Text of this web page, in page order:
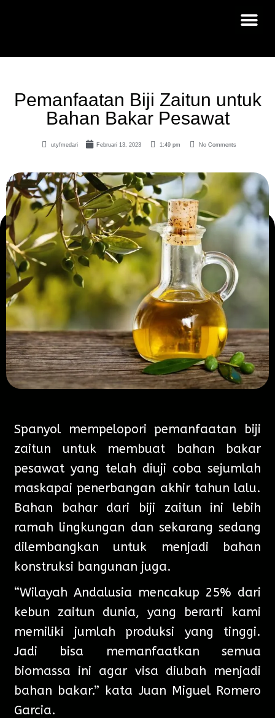
Pemanfaatan Biji Zaitun untuk
Bahan Bakar Pesawat
utyfmedari Februari 13, 2023 1:49 pm No Comments
Spanyol mempelopori pemanfaatan biji
zaitun untuk membuat bahan bakar
pesawat yang telah diuji coba sejumlah
maskapai penerbangan akhir tahun lalu.
Bahan bahar dari biji zaitun ini lebih
ramah lingkungan dan sekarang sedang
dilembangkan untuk menjadi bahan
konstruksi bangunan juga.
“Wilayah Andalusia mencakup 25% dari
kebun zaitun dunia, yang berarti kami
memiliki jumlah produksi yang tinggi.
Jadi bisa memanfaatkan semua
biomassa ini agar visa diubah menjadi
bahan bakar.” kata Juan Miguel Romero
Garcia.